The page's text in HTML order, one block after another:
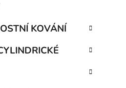
KOVÁNÍ